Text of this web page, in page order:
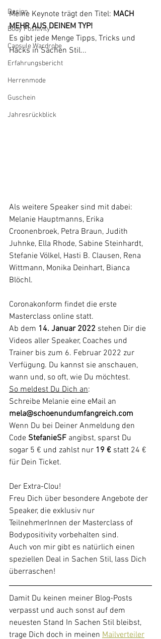
Design
Body Positivity
Capsule Wardrobe
Erfahrungsbericht
Herrenmode
Guschein
Jahresrückblick
Meine Keynote trägt den Titel: MACH
MEHR AUS DEINEM TYP!
Es gibt jede Menge Tipps, Tricks und
Hacks in Sachen Stil...
Als weitere Speaker sind mit dabei:
Melanie Hauptmanns, Erika
Croonenbroek, Petra Braun, Judith
Juhnke, Ella Rhode, Sabine Steinhardt,
Stefanie Völkel, Hasti B. Clausen, Rena
Wittmann, Monika Deinhart, Bianca
Blöchl.
Coronakonform findet die erste
Masterclass online statt.
Ab dem 14. Januar 2022 stehen Dir die
Videos aller Speaker, Coaches und
Trainer bis zum 6. Februar 2022 zur
Verfügung. Du kannst sie anschauen,
wann und, so oft, wie Du möchtest.
So meldest Du Dich an:
Schreibe Melanie eine eMail an
mela@schoenundumfangreich.com
Wenn Du bei Deiner Anmeldung den
Code StefanieSF angibst, sparst Du
sogar 5 € und zahlst nur 19 € statt 24 €
für Dein Ticket.
Der Extra-Clou!
Freu Dich über besondere Angebote der
Speaker, die exklusiv nur
TeilnehmerInnen der Masterclass of
Bodypositivity vorbehalten sind.
Auch von mir gibt es natürlich einen
speziellen Deal in Sachen Stil, lass Dich
überraschen!
Damit Du keinen meiner Blog-Posts
verpasst und auch sonst auf dem
neuesten Stand In Sachen Stil bleibst,
trage Dich doch in meinen Mailverteiler